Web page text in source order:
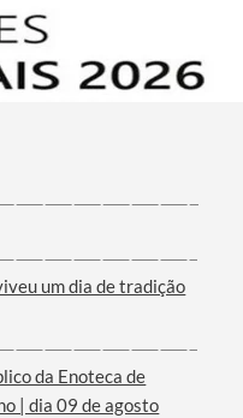
um dia de tradição
da Enoteca de
| dia 09 de agosto